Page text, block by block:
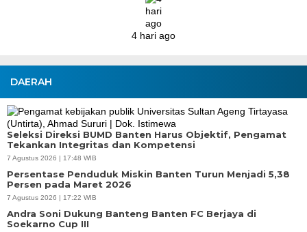
DAERAH
Seleksi Direksi BUMD Banten Harus Objektif, Pengamat
Tekankan Integritas dan Kompetensi
7 Agustus 2026 | 17:48 WIB
Persentase Penduduk Miskin Banten Turun Menjadi 5,38
Persen pada Maret 2026
7 Agustus 2026 | 17:22 WIB
Andra Soni Dukung Banteng Banten FC Berjaya di
Soekarno Cup III